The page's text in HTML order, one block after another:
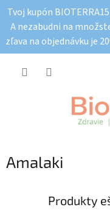
obsah
Tvoj kupón
A nezabudni na
zľava na objednávku je
Amalaki
Produkty